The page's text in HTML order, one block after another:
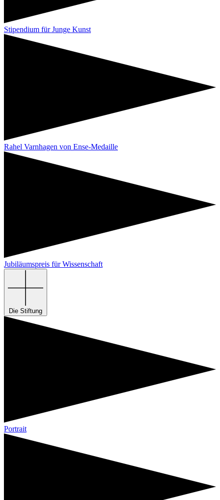
Stipendium für Junge Kunst
Rahel Varnhagen von Ense-Medaille
Jubiläumspreis für Wissenschaft
Die Stiftung
Portrait